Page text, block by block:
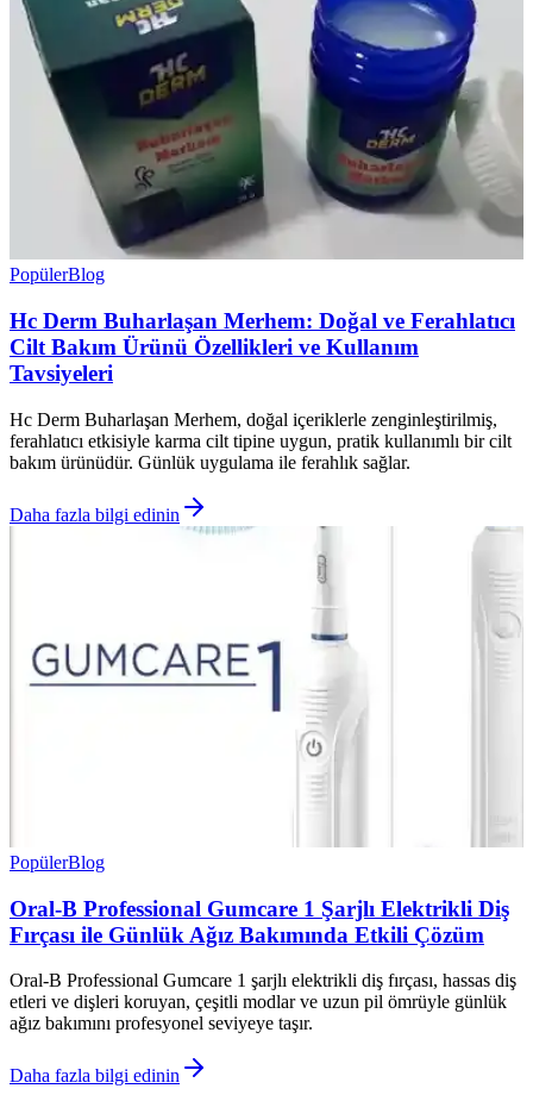
PopülerBlog
Hc Derm Buharlaşan Merhem: Doğal ve Ferahlatıcı
Cilt Bakım Ürünü Özellikleri ve Kullanım
Tavsiyeleri
Hc Derm Buharlaşan Merhem, doğal içeriklerle zenginleştirilmiş,
ferahlatıcı etkisiyle karma cilt tipine uygun, pratik kullanımlı bir cilt
bakım ürünüdür. Günlük uygulama ile ferahlık sağlar.
Daha fazla bilgi edinin
PopülerBlog
Oral-B Professional Gumcare 1 Şarjlı Elektrikli Diş
Fırçası ile Günlük Ağız Bakımında Etkili Çözüm
Oral-B Professional Gumcare 1 şarjlı elektrikli diş fırçası, hassas diş
etleri ve dişleri koruyan, çeşitli modlar ve uzun pil ömrüyle günlük
ağız bakımını profesyonel seviyeye taşır.
Daha fazla bilgi edinin